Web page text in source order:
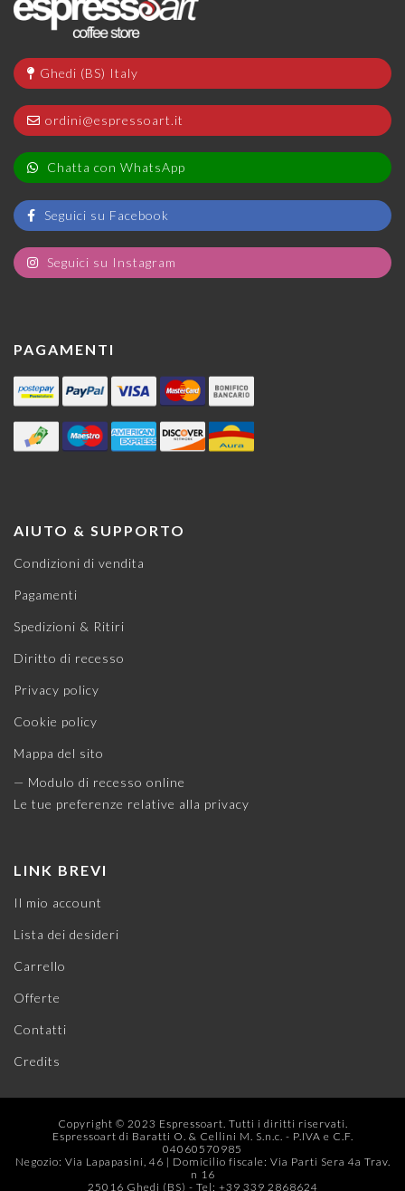
Ghedi (BS) Italy
ordini@espressoart.it
Chatta con WhatsApp
Seguici su Facebook
Seguici su Instagram
PAGAMENTI
AIUTO & SUPPORTO
Condizioni di vendita
Pagamenti
Spedizioni & Ritiri
Diritto di recesso
Privacy policy
Cookie policy
Mappa del sito
— Modulo di recesso online
Le tue preferenze relative alla privacy
LINK BREVI
Il mio account
Lista dei desideri
Carrello
Offerte
Contatti
Credits
Copyright © 2023 Espressoart. Tutti i diritti riservati.
Espressoart di Baratti O. & Cellini M. S.n.c. - P.IVA e C.F.
04060570985
Negozio: Via Lapapasini, 46 | Domicilio fiscale: Via Parti Sera 4a Trav.
n 16
25016 Ghedi (BS) - Tel: +39 339 2868624‬